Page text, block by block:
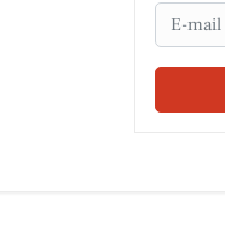
Email